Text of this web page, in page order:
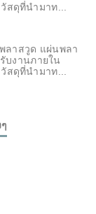
ดุที่นำมาท...
ลาสวูด แผ่นพลา
บงานภายใน
ดุที่นำมาท...